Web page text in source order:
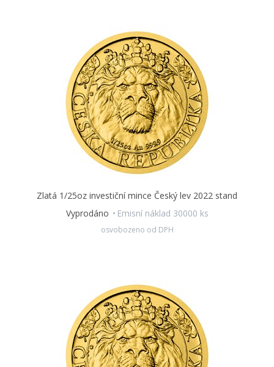
Zlatá 1/25oz investiční mince Český lev 2022 stand
Vyprodáno
Emisní náklad 30000 ks
osvobozeno od DPH